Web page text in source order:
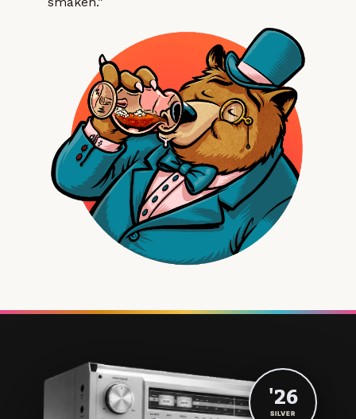
'26
SILVER